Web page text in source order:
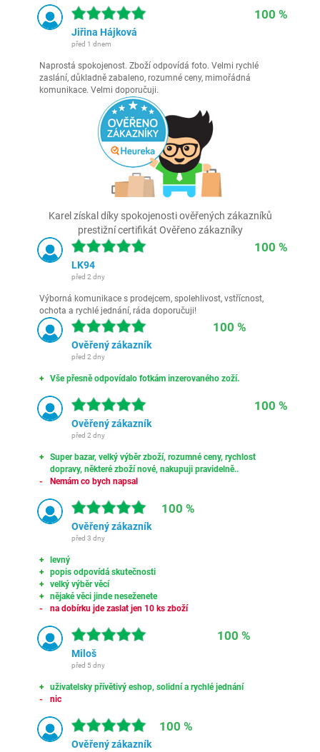
100 %
Jiřina Hájková
před 1 dnem
Naprostá spokojenost. Zboží odpovídá foto. Velmi rychlé
zaslání, důkladně zabaleno, rozumné ceny, mimořádná
komunikace. Velmi doporučuji.
Karel získal díky spokojenosti ověřených zákazníků
prestižní certifikát Ověřeno zákazníky
100 %
LK94
před 2 dny
Výborná komunikace s prodejcem, spolehlivost, vstřícnost,
ochota a rychlé jednání, ráda doporučuji!
100 %
Ověřený zákazník
před 2 dny
Vše přesně odpovídalo fotkám inzerovaného zoží.
100 %
Ověřený zákazník
před 2 dny
Super bazar, velký výběr zboží, rozumné ceny, rychlost
dopravy, některé zboží nové, nakupuji pravidelně..
Nemám co bych napsal
100 %
Ověřený zákazník
před 3 dny
levný
popis odpovídá skutečnosti
velký výběr věcí
nějaké věci jinde neseženete
na dobírku jde zaslat jen 10 ks zboží
100 %
Miloš
před 5 dny
uživatelsky přívětivý eshop, solidní a rychlé jednání
nic
100 %
Ověřený zákazník